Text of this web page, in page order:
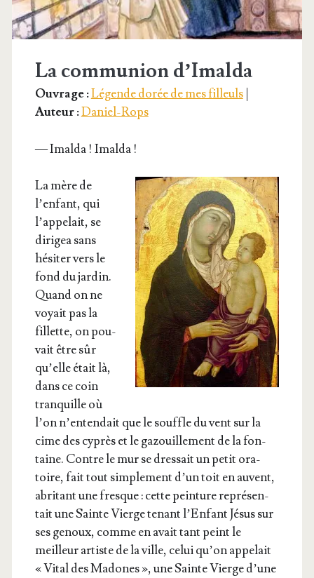
La communion d’Imalda
Ouvrage :Légende dorée de mes filleuls|
Auteur :Daniel-Rops
— Imal­da ! Imalda !
La mère de
l’en­fant, qui
l’ap­pe­lait, se
diri­gea sans
hési­ter vers le
fond du jar­din.
Quand on ne
voyait pas la
fillette, on pou­
vait être sûr
qu’elle était là,
dans ce coin
tran­quille où
l’on n’en­ten­dait que le souffle du vent sur la
cime des cyprès et le gazouille­ment de la fon­
taine. Contre le mur se dres­sait un petit ora­
toire, fait tout sim­ple­ment d’un toit en auvent,
abri­tant une fresque : cette pein­ture repré­sen­
tait une Sainte Vierge tenant l’En­fant Jésus sur
ses genoux, comme en avait tant peint le
meilleur artiste de la ville, celui qu’on appe­lait
« Vital des Madones », une Sainte Vierge d’une